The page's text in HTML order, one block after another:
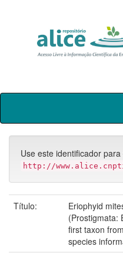
Skip
Use este identificador
http://
Título:
Eriophyid
(Prostigmata:
first taxon
species